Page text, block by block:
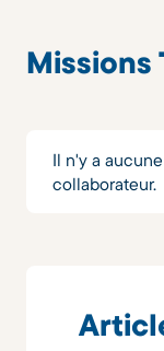
Missions
Il n'y a
collaborateur.